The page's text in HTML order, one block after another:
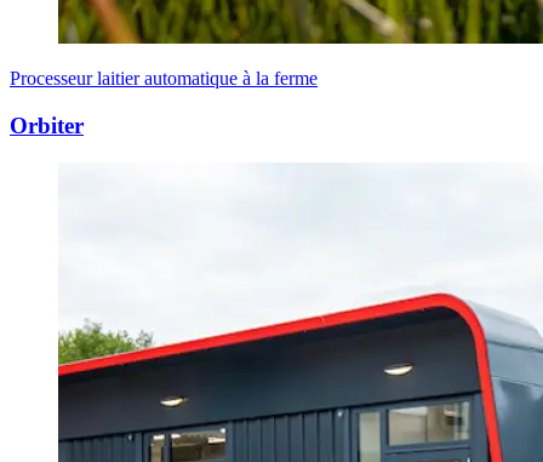
Processeur laitier automatique à la ferme
Orbiter